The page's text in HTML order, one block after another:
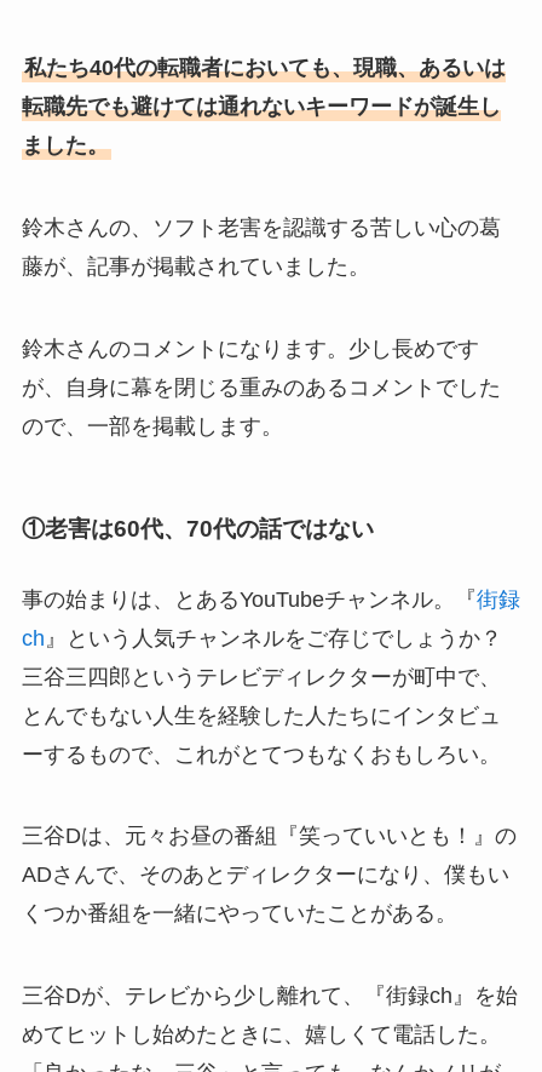
私たち40代の転職者においても、現職、あるいは
転職先でも避けては通れないキーワードが誕生し
ました。
鈴木さんの、ソフト老害を認識する苦しい心の葛
藤が、記事が掲載されていました。
鈴木さんのコメントになります。少し長めです
が、自身に幕を閉じる重みのあるコメントでした
ので、一部を掲載します。
①老害は60代、70代の話ではない
事の始まりは、とあるYouTubeチャンネル。『街録
ch 』という人気チャンネルをご存じでしょうか？
三谷三四郎というテレビディレクターが町中で、
とんでもない人生を経験した人たちにインタビュ
ーするもので、これがとてつもなくおもしろい。
三谷Dは、元々お昼の番組『笑っていいとも！』の
ADさんで、そのあとディレクターになり、僕もい
くつか番組を一緒にやっていたことがある。
三谷Dが、テレビから少し離れて、『街録ch』を始
めてヒットし始めたときに、嬉しくて電話した。